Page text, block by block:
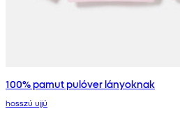
100% pamut pulóver lányoknak
hosszú ujjú